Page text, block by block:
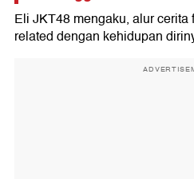
Eli JKT48 mengaku, alur
related dengan kehidupan